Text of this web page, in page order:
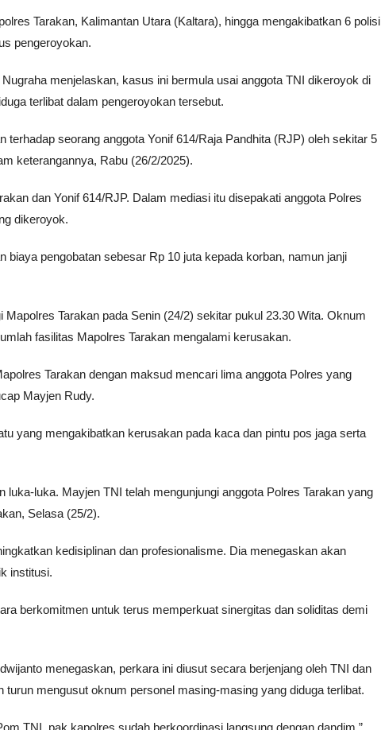
Tarakan, Kalimantan Utara (Kaltara), hingga mengakibatkan 6 polisi
pengeroyokan.
menjelaskan, kasus ini bermula usai anggota TNI dikeroyok di
terlibat dalam pengeroyokan tersebut.
terhadap seorang anggota Yonif 614/Raja Pandhita (RJP) oleh sekitar 5
keterangannya, Rabu (26/2/2025).
dan Yonif 614/RJP. Dalam mediasi itu disepakati anggota Polres
dikeroyok.
biaya pengobatan sebesar Rp 10 juta kepada korban, namun janji
Tarakan pada Senin (24/2) sekitar pukul 23.30 Wita. Oknum
fasilitas Mapolres Tarakan mengalami kerusakan.
Tarakan dengan maksud mencari lima anggota Polres yang
Mayjen Rudy.
yang mengakibatkan kerusakan pada kaca dan pintu pos jaga serta
luka-luka. Mayjen TNI telah mengunjungi anggota Polres Tarakan yang
Selasa (25/2).
kedisiplinan dan profesionalisme. Dia menegaskan akan
institusi.
berkomitmen untuk terus memperkuat sinergitas dan soliditas demi
menegaskan, perkara ini diusut secara berjenjang oleh TNI dan
mengusut oknum personel masing-masing yang diduga terlibat.
TNI, pak kapolres sudah berkoordinasi langsung dengan dandim,”